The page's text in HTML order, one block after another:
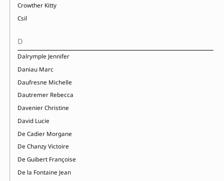
Crowther Kitty
Csil
D
Dalrymple Jennifer
Daniau Marc
Daufresne Michelle
Dautremer Rebecca
Davenier Christine
David Lucie
De Cadier Morgane
De Chanzy Victoire
De Guibert Françoise
De la Fontaine Jean